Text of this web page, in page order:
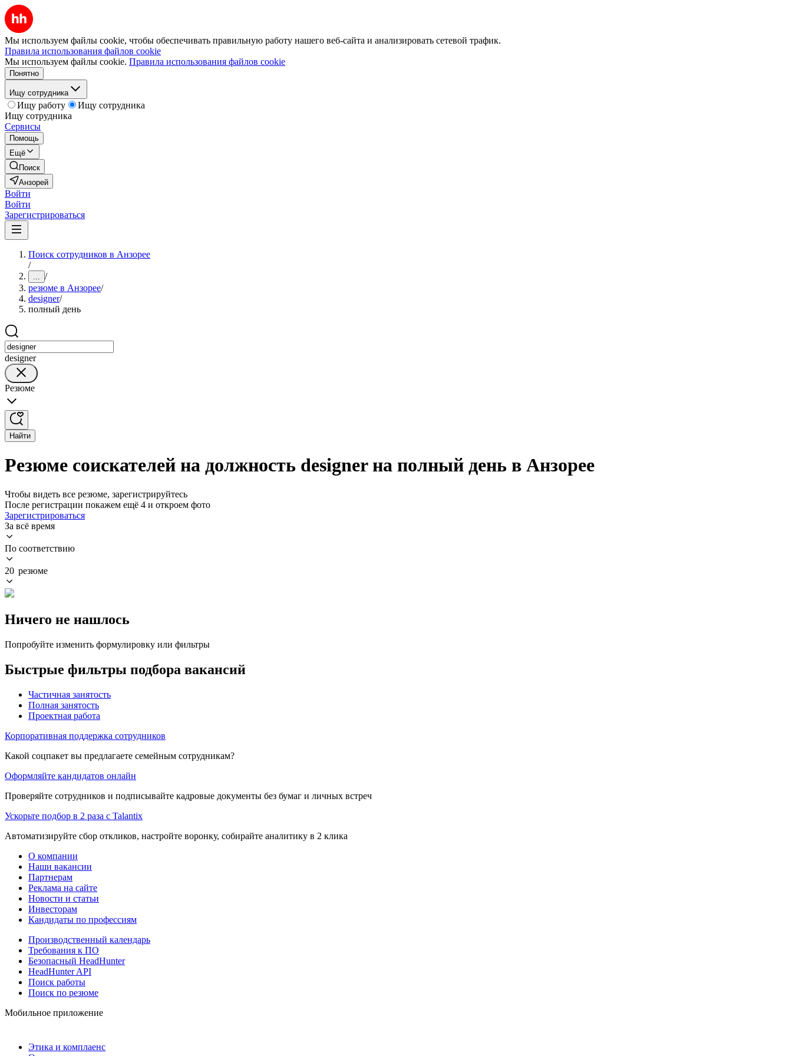
Мы используем файлы cookie, чтобы обеспечивать правильную работу нашего веб-сайта и анализировать сетевой трафик.
Правила использования файлов cookie
Мы используем файлы cookie. Правила использования файлов cookie
Понятно
Ищу сотрудника
Ищу работу
Ищу сотрудника
Ищу сотрудника
Сервисы
Помощь
Ещё
Поиск
Анзорей
Войти
Войти
Зарегистрироваться
Поиск сотрудников в Анзорее
/
... /
резюме в Анзорее/
designer/
полный день
designer
Резюме
Найти
Резюме соискателей на должность designer на полный день в Анзорее
Чтобы видеть все резюме, зарегистрируйтесь
После регистрации покажем ещё 4 и откроем фото
Зарегистрироваться
За всё время
По соответствию
20 резюме
Ничего не нашлось
Попробуйте изменить формулировку или фильтры
Быстрые фильтры подбора вакансий
Частичная занятость
Полная занятость
Проектная работа
Корпоративная поддержка сотрудников
Какой соцпакет вы предлагаете семейным сотрудникам?
Оформляйте кандидатов онлайн
Проверяйте сотрудников и подписывайте кадровые документы без бумаг и личных встреч
Ускорьте подбор в 2 раза с Talantix
Автоматизируйте сбор откликов, настройте воронку, собирайте аналитику в 2 клика
О компании
Наши вакансии
Партнерам
Реклама на сайте
Новости и статьи
Инвесторам
Кандидаты по профессиям
Производственный календарь
Требования к ПО
Безопасный HeadHunter
HeadHunter API
Поиск работы
Поиск по резюме
Мобильное приложение
Этика и комплаенс